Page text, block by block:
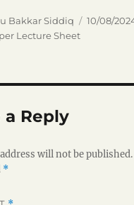
Bakkar Siddiq
Posted
10/08/
Lecture Sheet
a Reply
will not be published.
*